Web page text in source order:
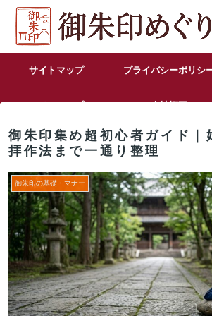
サイトマップ プライバシーポリシ
サイトマップ 会社概要
お問い合わせ
御朱印集め超初心者ガイド｜
拝作法まで一通り整理
御朱印の基礎・マナー